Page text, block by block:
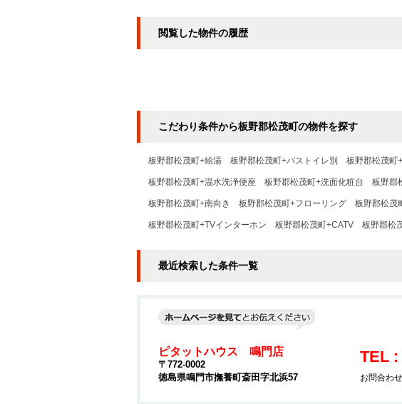
閲覧した物件の履歴
こだわり条件から板野郡松茂町の物件を探す
板野郡松茂町+給湯 板野郡松茂町+バストイレ別 板野郡松茂町
板野郡松茂町+温水洗浄便座 板野郡松茂町+洗面化粧台 板野郡
板野郡松茂町+南向き 板野郡松茂町+フローリング 板野郡松茂
板野郡松茂町+TVインターホン 板野郡松茂町+CATV 板野郡松
最近検索した条件一覧
ピタットハウス 鳴門店
〒772-0002
徳島県鳴門市撫養町斎田字北浜57
TEL :
お問合わ